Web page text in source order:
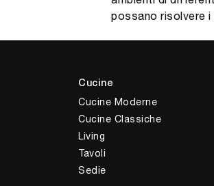
possano risolvere
Cucine
Cucine Moderne
Cucine Classiche
Living
Tavoli
Sedie